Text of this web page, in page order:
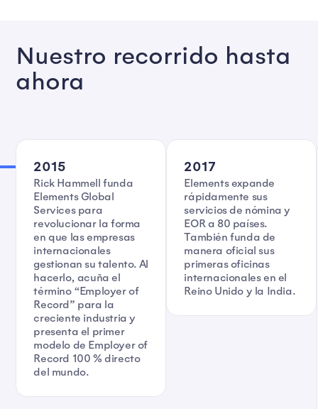
Nuestro recorrido hasta
ahora
2015
Rick Hammell funda
Elements Global
Services para
revolucionar la forma
en que las empresas
internacionales
gestionan su talento. Al
hacerlo, acuña el
término “Employer of
Record” para la
creciente industria y
presenta el primer
modelo de Employer of
Record 100 % directo
del mundo.
2017
Elements expande
rápidamente sus
servicios de nómina y
EOR a 80 países.
También funda de
manera oficial sus
primeras oficinas
internacionales en el
Reino Unido y la India.